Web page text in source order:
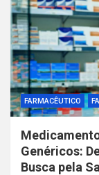
FARMACÊUTICO
Genéricos:
Busca pela